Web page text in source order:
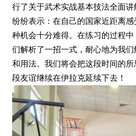
行了关于武术实战基本技法全面
纷纷表示：在自己的国家近距离
种机会十分难得。在练习的过程
们解析了一招一式，耐心地为我
和用法。我们将会把这段时间的
段友谊继续在伊拉克延续下去！